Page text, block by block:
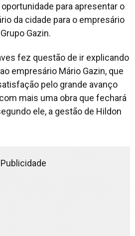
para apresentar o
da cidade para o empresário
Gazin.
fez questão de ir explicando
empresário Mário Gazin, que
pelo grande avanço
mais uma obra que fechará
ele, a gestão de Hildon
Publicidade